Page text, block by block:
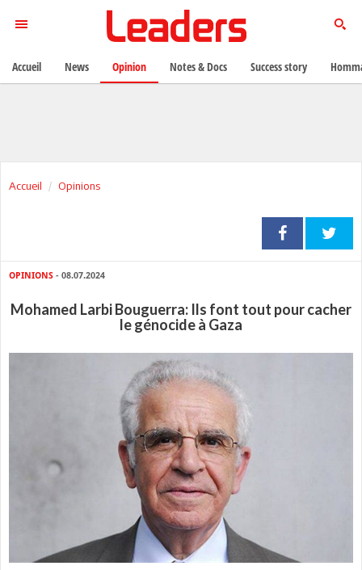
Accueil Opinions
OPINIONS - 08.07.2024
Mohamed Larbi Bouguerra: Ils font tout pour cacher
le génocide à Gaza
Accueil News Opinion Notes & Docs Success story